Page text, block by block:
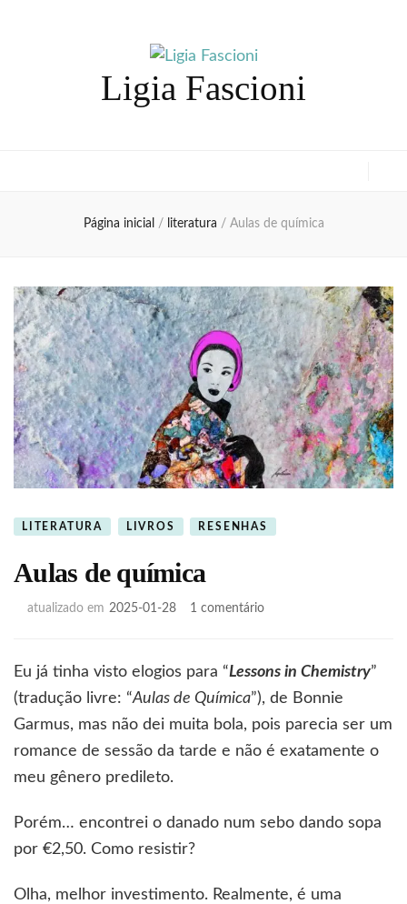
Ligia Fascioni
Página inicial / literatura / Aulas de química
LITERATURA LIVROS RESENHAS
Aulas de química
atualizado em 2025-01-28 1 comentárioem
química
Eu já tinha visto elogios para “Lessons in Chemistry”
(tradução livre: “Aulas de Química”), de Bonnie
Garmus, mas não dei muita bola, pois parecia ser um
romance de sessão da tarde e não é exatamente o
meu gênero predileto.
Porém… encontrei o danado num sebo dando sopa
por €2,50. Como resistir?
Olha, melhor investimento. Realmente, é uma